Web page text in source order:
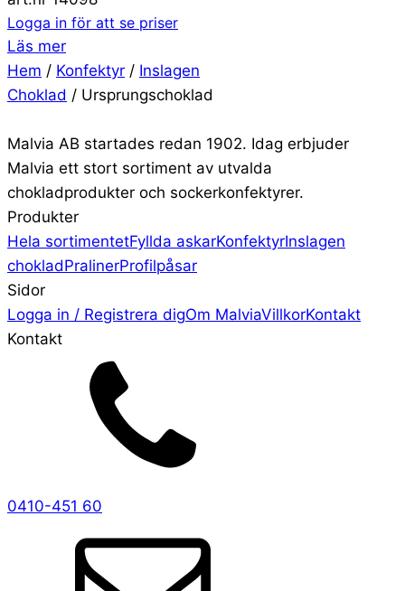
Logga in för att se priser
Läs mer
Hem / Konfektyr / Inslagen
Choklad / Ursprungschoklad
Malvia AB startades redan 1902. Idag erbjuder
Malvia ett stort sortiment av utvalda
chokladprodukter och sockerkonfektyrer.
Produkter
Hela sortimentetFyllda askarKonfektyrInslagen
chokladPralinerProfilpåsar
Sidor
Logga in / Registrera digOm MalviaVillkorKontakt
Kontakt
0410-451 60